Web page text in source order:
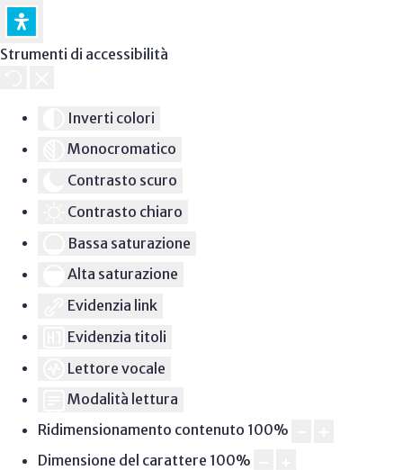
Strumenti di accessibilità
Inverti colori
Monocromatico
Contrasto scuro
Contrasto chiaro
Bassa saturazione
Alta saturazione
Evidenzia link
Evidenzia titoli
Lettore vocale
Modalità lettura
Ridimensionamento contenuto 100%
Dimensione del carattere 100%